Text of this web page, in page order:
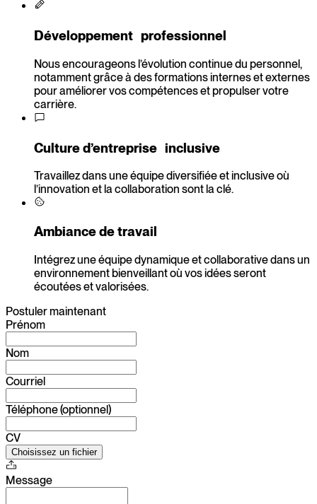
Développement professionnel
Nous encourageons l’évolution continue du personnel,
notamment grâce à des formations internes et externes
pour améliorer vos compétences et propulser votre
carrière.
Culture d’entreprise inclusive
Travaillez dans une équipe diversifiée et inclusive où
l’innovation et la collaboration sont la clé.
Ambiance de travail
Intégrez une équipe dynamique et collaborative dans un
environnement bienveillant où vos idées seront
écoutées et valorisées.
Postuler maintenant
Prénom
Nom
Courriel
Téléphone (optionnel)
CV
Choisissez un fichier
Message